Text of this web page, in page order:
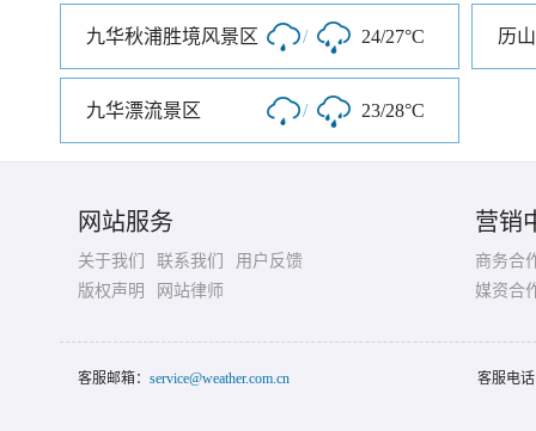
九华秋浦胜境风景区 / 24/27°C 历
九华漂流景区 / 23/28°C
网站服务
关于我们 联系我们
用户反馈
版权声明
网站律师
营销
商务合
媒资合
客服邮箱： service@weather.com.cn 客服电